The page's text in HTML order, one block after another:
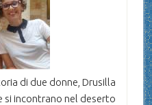
di due donne, Drusilla
si incontrano nel deserto